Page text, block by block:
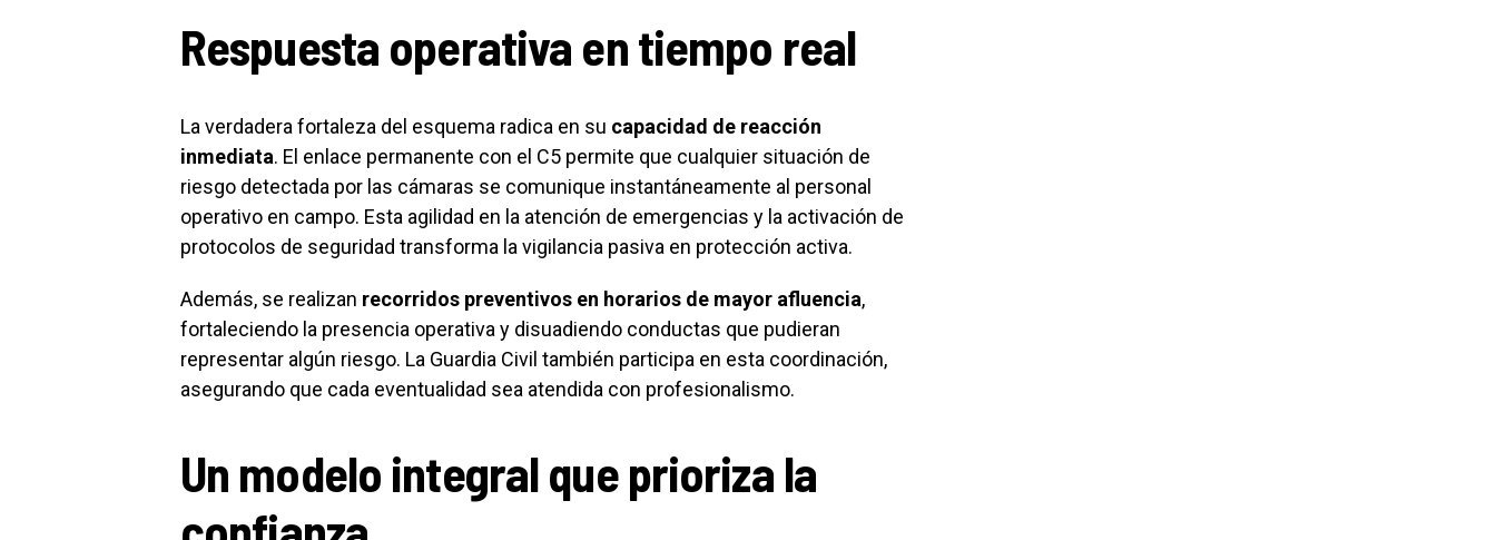
Respuesta operativa en tiempo real
La verdadera fortaleza del esquema radica en su capacidad de reacción
inmediata. El enlace permanente con el C5 permite que cualquier situación de
riesgo detectada por las cámaras se comunique instantáneamente al personal
operativo en campo. Esta agilidad en la atención de emergencias y la activación de
protocolos de seguridad transforma la vigilancia pasiva en protección activa.
Además, se realizan recorridos preventivos en horarios de mayor afluencia,
fortaleciendo la presencia operativa y disuadiendo conductas que pudieran
representar algún riesgo. La Guardia Civil también participa en esta coordinación,
asegurando que cada eventualidad sea atendida con profesionalismo.
Un modelo integral que prioriza la